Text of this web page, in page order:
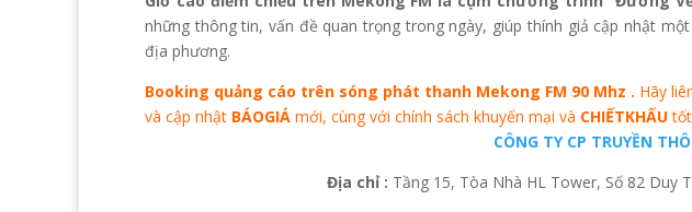
những thông tin, vấn đề quan trọng trong ngày, giúp thính giả cập nhật
địa phương.
Booking quảng cáo trên sóng phát thanh Mekong FM 90 Mhz . Hãy
và cập nhật BÁOGIÁ mới, cùng với chính sách khuyến mại và CHIẾTKHẤU
CÔNG TY CP TRUYỀN
Địa chỉ : Tầng 15, Tòa Nhà HL Tower, Số 82 Duy